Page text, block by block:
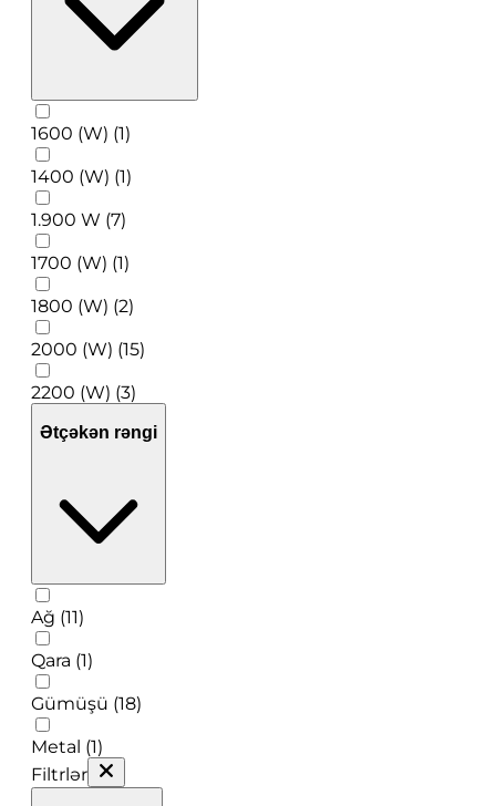
1600 (W) (1)
1400 (W) (1)
1.900 W (7)
1700 (W) (1)
1800 (W) (2)
2000 (W) (15)
2200 (W) (3)
Ətçəkən rəngi
Ağ (11)
Qara (1)
Gümüşü (18)
Metal (1)
Filtrlər